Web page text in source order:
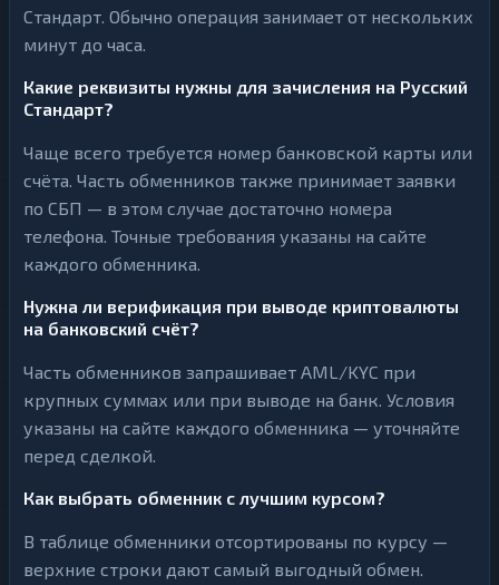
Стандарт. Обычно операция занимает от нескольких
минут до часа.
Какие реквизиты нужны для зачисления на Русский
Стандарт?
Чаще всего требуется номер банковской карты или
счёта. Часть обменников также принимает заявки
по СБП — в этом случае достаточно номера
телефона. Точные требования указаны на сайте
каждого обменника.
Нужна ли верификация при выводе криптовалюты
на банковский счёт?
Часть обменников запрашивает AML/KYC при
крупных суммах или при выводе на банк. Условия
указаны на сайте каждого обменника — уточняйте
перед сделкой.
Как выбрать обменник с лучшим курсом?
В таблице обменники отсортированы по курсу —
верхние строки дают самый выгодный обмен.